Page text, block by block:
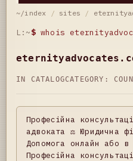
~/index / sites /
L:~$ whois
IN CATALOGCATEGORY:
Професійна
адвоката ⚖️ Юридична
Допомога онлайн або
Професійна